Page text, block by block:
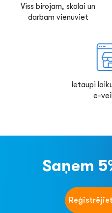
Viss birojam, skolai un
darbam vienuviet
Ietaupi
e-
Saņem